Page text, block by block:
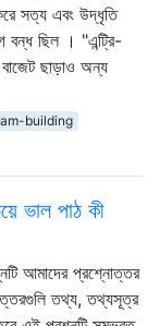
সত্য এবং উদ্ধৃতি
ছিল । "এন্ট্রি-
ছাড়াও অন্য
building
ভাল পাঠ কী
আমাদের প্রশ্নোত্তর
তথ্য, তথ্যসূত্র